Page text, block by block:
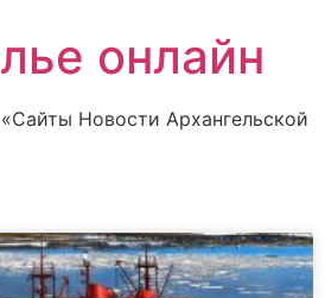
онлайн
Новости Архангельской